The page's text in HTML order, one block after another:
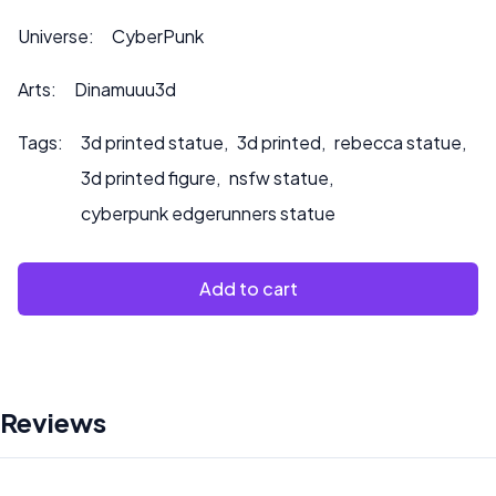
Veuillez nous contacter à ***
*** pour toute demande de personnalisation ou si vous
souhaitez que nous peignions le produit.
Universe: CyberPunk
Arts: Dinamuuu3d
Tags: 3d printed statue, 3d printed, rebecca statue,
3d printed figure, nsfw statue,
cyberpunk edgerunners statue
Add to cart
Reviews